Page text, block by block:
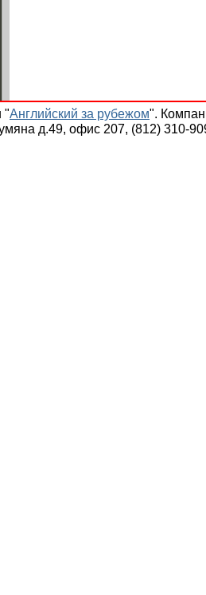
"Английский за рубежом".
д.49, офис 207, (812) 310-